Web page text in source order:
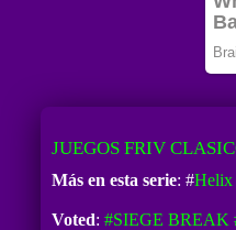
JUEGOS FRIV
Más en esta serie: #Helix
Voted: #SIEGE BREAK